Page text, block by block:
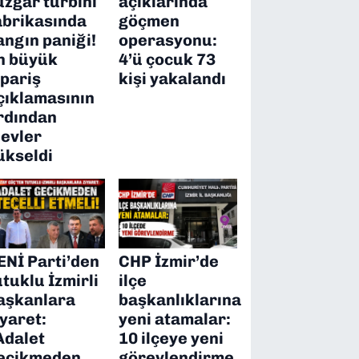
paniği!
büyük
göçmen
operasyonu:
4’ü çocuk 73
kişi yakalandı
Parti’den
İzmirli
CHP İzmir’de
ilçe
başkanlıklarına
yeni atamalar:
10 ilçeye yeni